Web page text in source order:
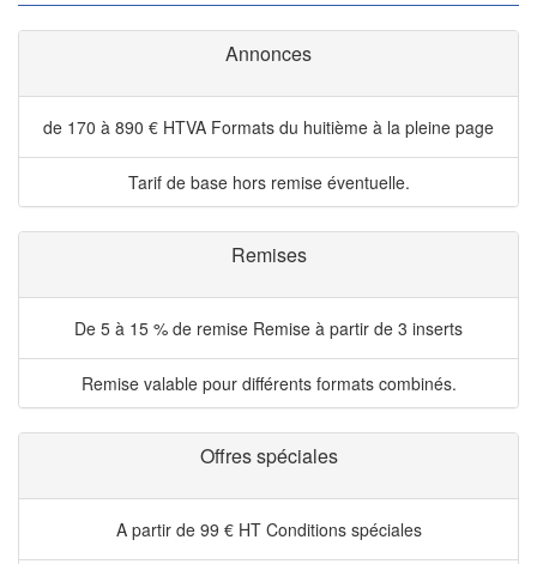
Annonces
de 170 à 890 € HTVA Formats du huitième à la pleine page
Tarif de base hors remise éventuelle.
Remises
De 5 à 15 % de remise Remise à partir de 3 inserts
Remise valable pour différents formats combinés.
Offres spéciales
A partir de 99 € HT Conditions spéciales